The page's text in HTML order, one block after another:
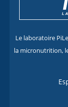
Le laboratoire
la micronutrition,